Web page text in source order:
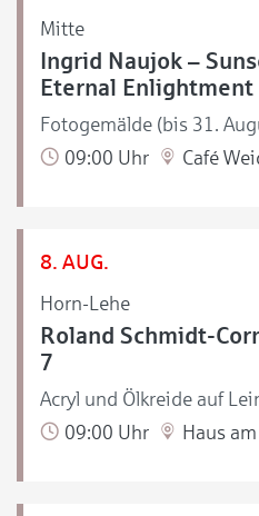
Mitte
Ingrid Naujok –
Eternal Enlightment
Fotogemälde (bis 31.
09:00 Uhr
Café
8. AUG.
Horn-Lehe
Roland Schmidt-
7
Acryl und Ölkreide auf
09:00 Uhr
Haus